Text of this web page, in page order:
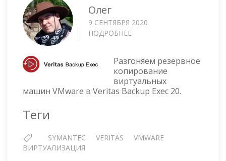
Олег
9 СЕНТЯБРЯ 2020
ПОДРОБНЕЕ
BACKUP
EXEC
ДЛЯ
РЕЗЕРВИРОВАНИЯ
Разгоняем резервное
копирование
виртуальных
машин VMware в Veritas Backup Exec 20.
Теги
SYMANTEC VERITAS
VMWARE
ВИРТУАЛИЗАЦИЯ